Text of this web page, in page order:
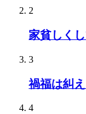
2
家貧しく
3
禍福は糾
4